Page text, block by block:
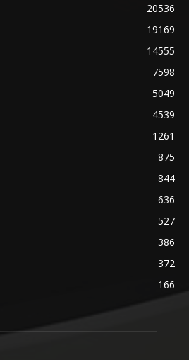
20536
19169
14555
7598
5049
4539
1261
875
844
636
527
386
372
166